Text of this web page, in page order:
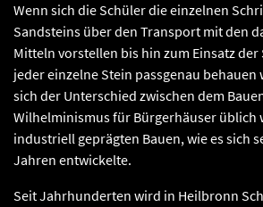
Wenn sich die Schüler die einzelnen
Sandsteins über den Transport mit den
Mitteln vorstellen bis hin zum Einsatz der
jeder einzelne Stein passgenau behauen
sich der Unterschied zwischen dem
Wilhelminismus für Bürgerhäuser üblich
industriell geprägten Bauen, wie es sich
Jahren entwickelte.
Seit Jahrhunderten wird in Heilbronn